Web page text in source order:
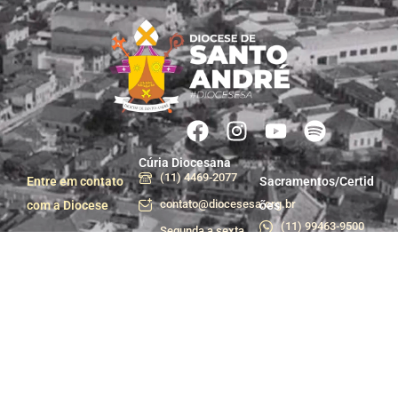
Entre em contato
com a Diocese
Cúria Diocesana
(11) 4469-2077
contato@diocesesa.org.br
Segunda a sexta
Sacramentos/Certid
ões
(11) 99463-9500